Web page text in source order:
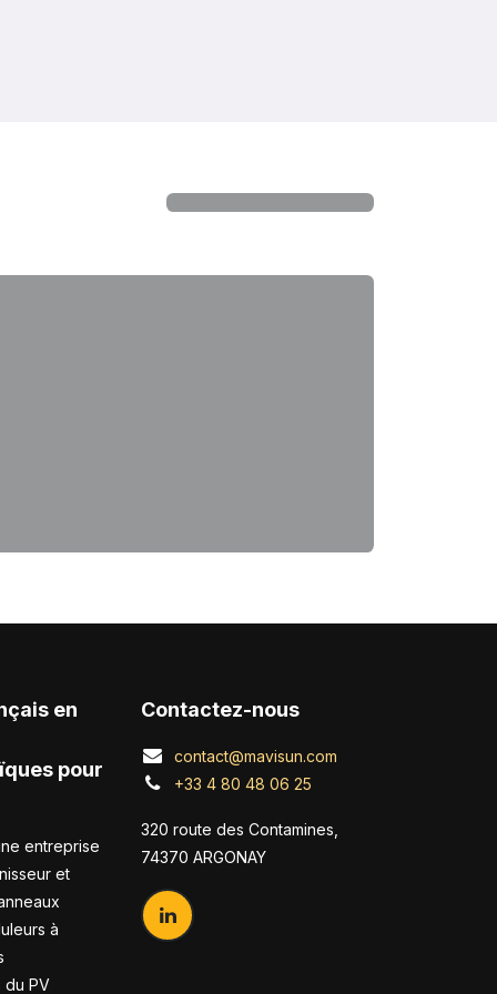
en
pour
entreprise
et
à
du PV
Contactez-nous
contact@mavisun.com
+33 4 80 48 06 25
320 route des Contamines,
74370 ARGONAY